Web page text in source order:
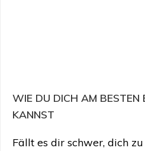
WIE DU DICH AM BESTEN
KANNST
Fällt es dir schwer, dich